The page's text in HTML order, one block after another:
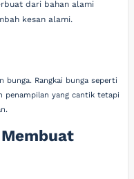
dari bahan alami
kesan alami.
bunga. Rangkai bunga seperti
penampilan yang cantik tetapi